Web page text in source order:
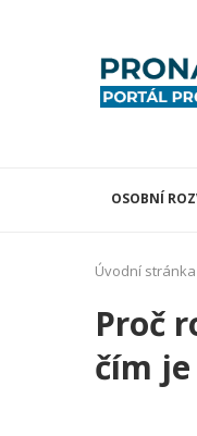
OSOBNÍ
Úvodní stránka
Proč
čím